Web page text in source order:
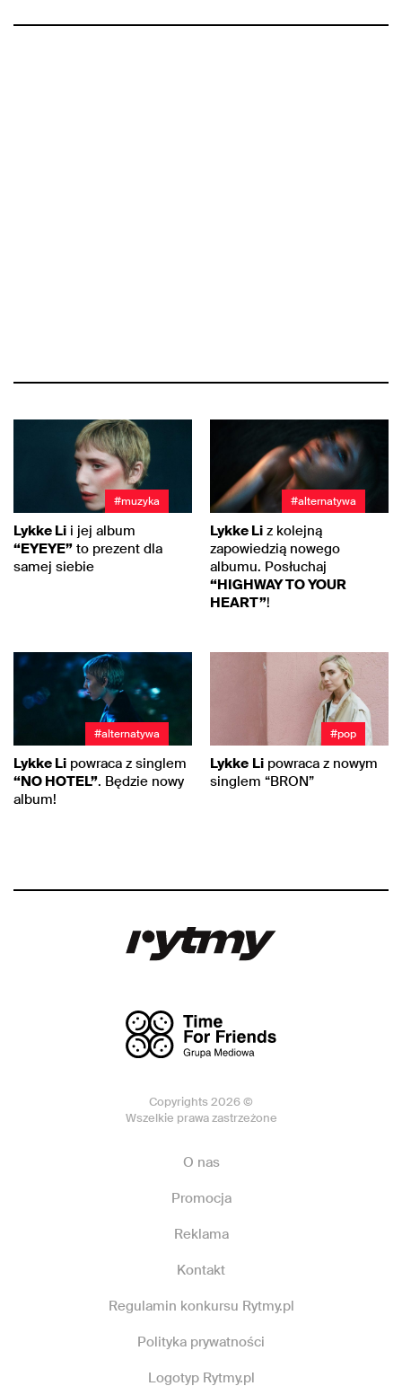
#muzyka
Lykke Li i jej album
“EYEYE” to prezent dla
samej siebie
#alternatywa
Lykke Li z kolejną
zapowiedzią nowego
albumu. Posłuchaj
“HIGHWAY TO YOUR
HEART”!
#alternatywa
Lykke Li powraca z singlem
“NO HOTEL”. Będzie nowy
album!
#pop
Lykke Li powraca z nowym
singlem “BRON”
Copyrights 2026 ©
Wszelkie prawa zastrzeżone
O nas
Promocja
Reklama
Kontakt
Regulamin konkursu Rytmy.pl
Polityka prywatności
Logotyp Rytmy.pl